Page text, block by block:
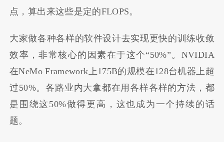
点，算出来这些是定的FLOPS。
大家做各种各样的软件设计去实现更快的训练收敛
效率，非常核心的因素在于这个“50%”。NVIDIA
在NeMo Framework上175B的规模在128台机器上超
过50%。各路业内大拿都在用各样各样的方法，都
是围绕这50%做得更高，这也成为一个持续的话
题。